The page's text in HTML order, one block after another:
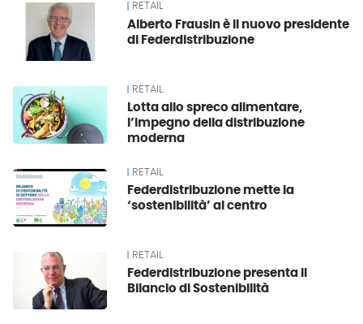
RETAIL
Alberto Frausin è il nuovo presidente
di Federdistribuzione
RETAIL
Lotta allo spreco alimentare,
l’impegno della distribuzione
moderna
RETAIL
Federdistribuzione mette la
‘sostenibilità’ al centro
RETAIL
Federdistribuzione presenta il
Bilancio di Sostenibilità